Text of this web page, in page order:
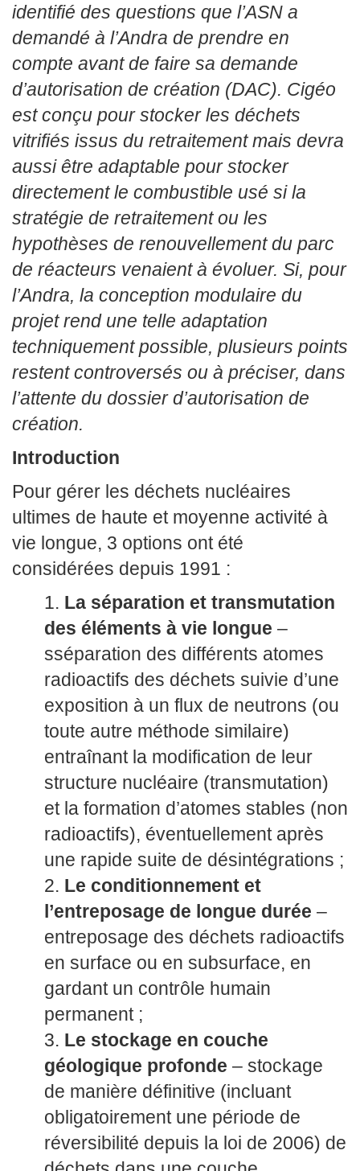
identifié des questions que l’ASN a
demandé à l’Andra de prendre en
compte avant de faire sa demande
d’autorisation de création (DAC). Cigéo
est conçu pour stocker les déchets
vitrifiés issus du retraitement mais devra
aussi être adaptable pour stocker
directement le combustible usé si la
stratégie de retraitement ou les
hypothèses de renouvellement du parc
de réacteurs venaient à évoluer. Si, pour
l’Andra, la conception modulaire du
projet rend une telle adaptation
techniquement possible, plusieurs points
restent controversés ou à préciser, dans
l’attente du dossier d’autorisation de
création.
Introduction
Pour gérer les déchets nucléaires
ultimes de haute et moyenne activité à
vie longue, 3 options ont été
considérées depuis 1991 :
La séparation et transmutation
des éléments à vie longue –
sséparation des différents atomes
radioactifs des déchets suivie d’une
exposition à un flux de neutrons (ou
toute autre méthode similaire)
entraînant la modification de leur
structure nucléaire (transmutation)
et la formation d’atomes stables (non
radioactifs), éventuellement après
une rapide suite de désintégrations ;
Le conditionnement et
l’entreposage de longue durée –
entreposage des déchets radioactifs
en surface ou en subsurface, en
gardant un contrôle humain
permanent ;
Le stockage en couche
géologique profonde – stockage
de manière définitive (incluant
obligatoirement une période de
réversibilité depuis la loi de 2006) de